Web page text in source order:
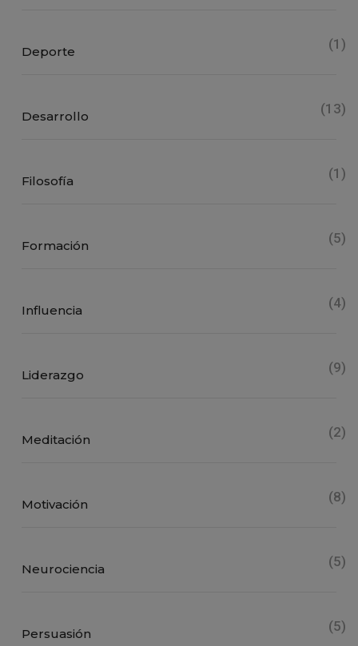
Deporte (1)
Desarrollo (13)
Filosofía (1)
Formación (5)
Influencia (4)
Liderazgo (9)
Meditación (2)
Motivación (8)
Neurociencia (5)
Persuasión (5)